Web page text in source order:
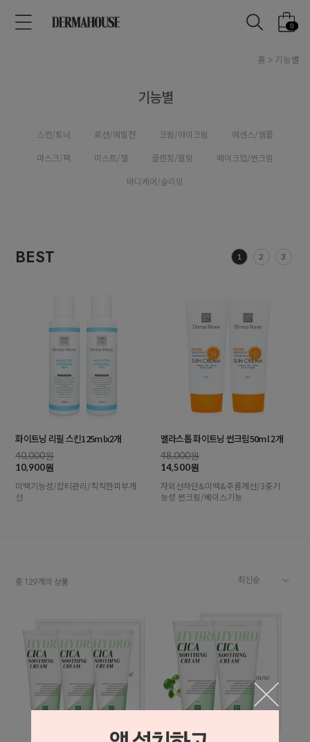
0
홈 기능별
기능별
스킨/토너 로션/에멀젼 크림/아이크림
에센스/앰플
마스크/팩
미스트/젤 클렌징/필링
메이크업/썬크림
바디케어/슬리밍
BEST 1 2 3
화이트닝 리필 스킨125mlx2개
40,000원
10,900원
미백기능성/잡티관리/칙칙한피부개
선
멜라스톱 화이트닝 썬크림50ml 2개
48,000원
14,500원
자외선차단&미백&주름개선/3중기
능성 썬크림/베이스기능
총 129개의 상품